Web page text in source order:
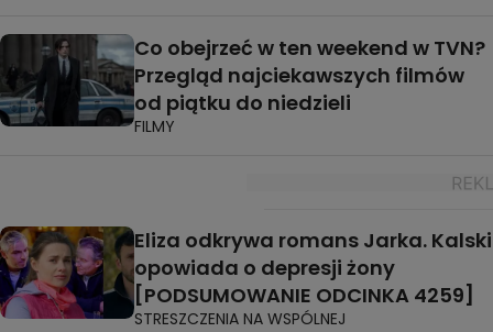
Co obejrzeć w ten weekend w TVN?
Przegląd najciekawszych filmów
od piątku do niedzieli
FILMY
Eliza odkrywa romans Jarka. Kalski
opowiada o depresji żony
[PODSUMOWANIE ODCINKA 4259]
STRESZCZENIA NA WSPÓLNEJ